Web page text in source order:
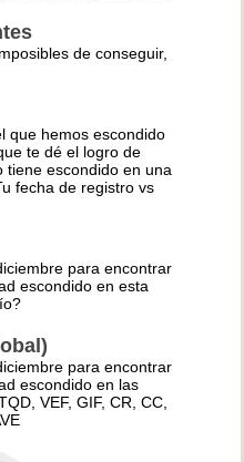
de conseguir,
que hemos escondido
te dé el logro de
tiene escondido en una
fecha de registro vs
para encontrar
escondido en esta
para encontrar
escondido en las
VEF, GIF, CR, CC,